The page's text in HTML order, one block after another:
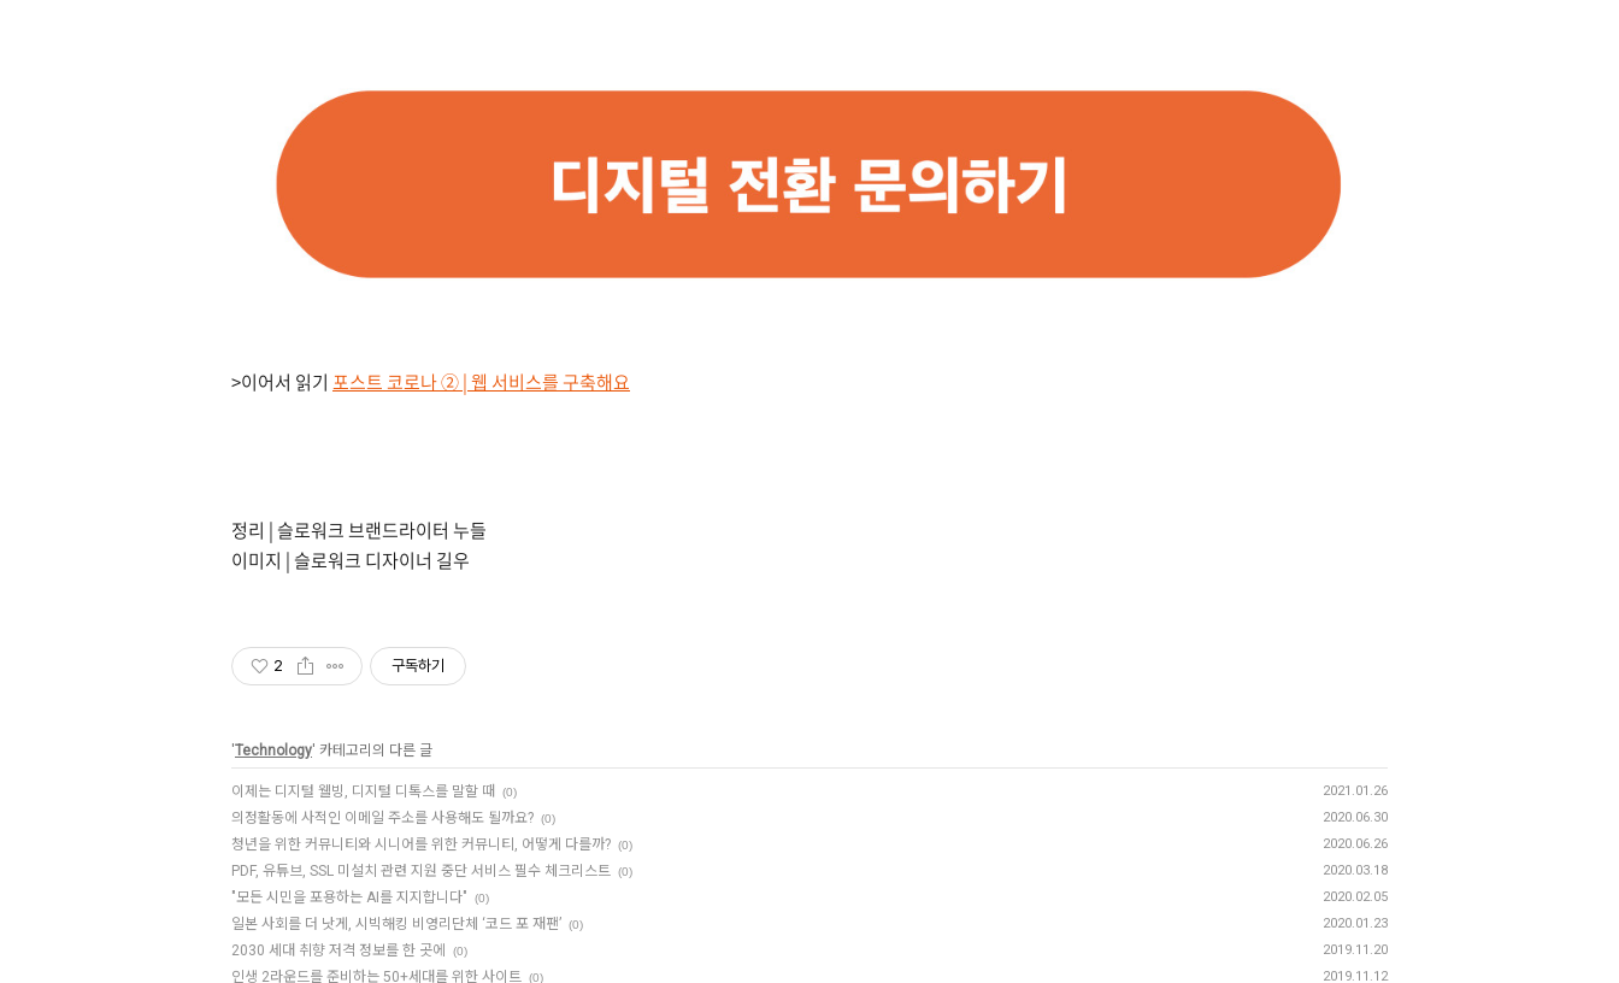
>이어서 읽기 포스트 코로나 ② | 웹 서비스를 구축해요
정리 | 슬로워크 브랜드라이터 누들
이미지 | 슬로워크 디자이너 길우
2 구독하기
'Technology' 카테고리의 다른 글
이제는 디지털 웰빙, 디지털 디톡스를 말할 때 (0) 2021.01.26
의정활동에 사적인 이메일 주소를 사용해도 될까요? (0) 2020.06.30
청년을 위한 커뮤니티와 시니어를 위한 커뮤니티, 어떻게 다를까? (0) 2020.06.26
PDF, 유튜브, SSL 미설치 관련 지원 중단 서비스 필수 체크리스트 (0) 2020.03.18
"모든 시민을 포용하는 AI를 지지합니다" (0) 2020.02.05
일본 사회를 더 낫게, 시빅해킹 비영리단체 ‘코드 포 재팬’ (0) 2020.01.23
2030 세대 취향 저격 정보를 한 곳에 (0) 2019.11.20
인생 2라운드를 준비하는 50+세대를 위한 사이트 (0) 2019.11.12